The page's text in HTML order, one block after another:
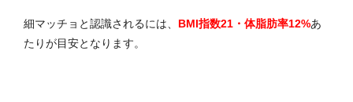
細マッチョと認識されるには、 BMI指数21・体脂肪率12%あ
たりが目安となります。